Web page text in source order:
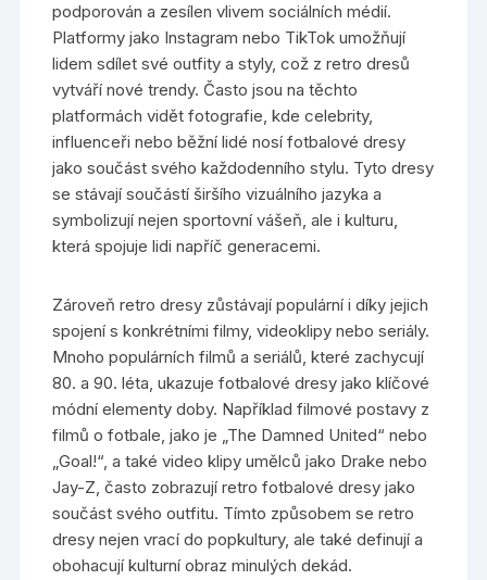
podporován a zesílen vlivem sociálních médií.
Platformy jako Instagram nebo TikTok umožňují
lidem sdílet své outfity a styly, což z retro dresů
vytváří nové trendy. Často jsou na těchto
platformách vidět fotografie, kde celebrity,
influenceři nebo běžní lidé nosí fotbalové dresy
jako součást svého každodenního stylu. Tyto dresy
se stávají součástí širšího vizuálního jazyka a
symbolizují nejen sportovní vášeň, ale i kulturu,
která spojuje lidi napříč generacemi.
Zároveň retro dresy zůstávají populární i díky jejich
spojení s konkrétními filmy, videoklipy nebo seriály.
Mnoho populárních filmů a seriálů, které zachycují
80. a 90. léta, ukazuje fotbalové dresy jako klíčové
módní elementy doby. Například filmové postavy z
filmů o fotbale, jako je „The Damned United“ nebo
„Goal!“, a také video klipy umělců jako Drake nebo
Jay-Z, často zobrazují retro fotbalové dresy jako
součást svého outfitu. Tímto způsobem se retro
dresy nejen vrací do popkultury, ale také definují a
obohacují kulturní obraz minulých dekád.